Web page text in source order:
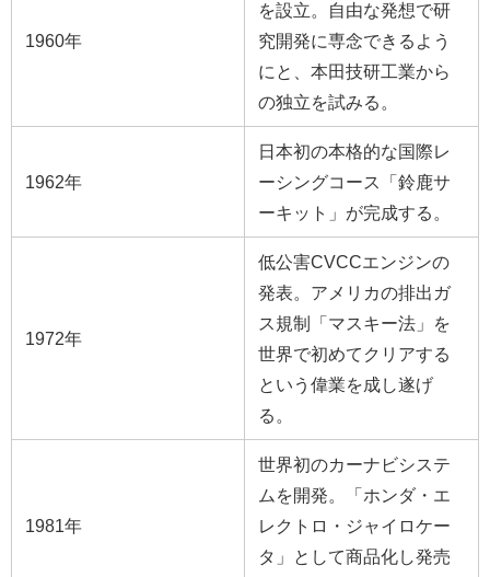
1960年
を設立。自由な発想で研
究開発に専念できるよう
にと、本田技研工業から
の独立を試みる。
1962年
日本初の本格的な国際レ
ーシングコース「鈴鹿サ
ーキット」が完成する。
1972年
低公害CVCCエンジンの
発表。アメリカの排出ガ
ス規制「マスキー法」を
世界で初めてクリアする
という偉業を成し遂げ
る。
1981年
世界初のカーナビシステ
ムを開発。「ホンダ・エ
レクトロ・ジャイロケー
タ」として商品化し発売